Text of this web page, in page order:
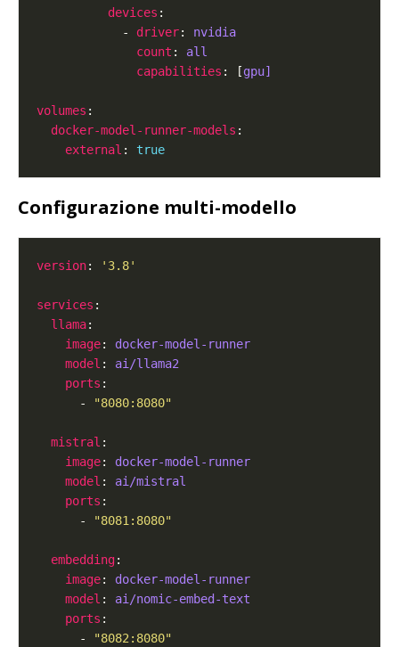
devices
            -
driver: nvidia
count : all
capabilities : [gpu]
volumes
docker-model-runner-models
external : true
Configurazione multi-modello
version: '3.8'
services
llama
image: docker-model-runner
model : ai/llama2
ports
      -
"8080:8080"
mistral
image: docker-model-runner
model : ai/mistral
ports
      -
"8081:8080"
embedding
image: docker-model-runner
model : ai/nomic-embed-text
ports
      -
"8082:8080"